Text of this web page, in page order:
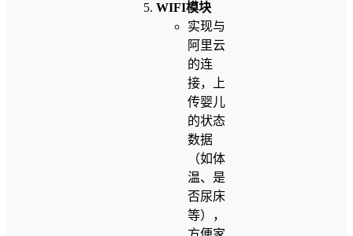
WIFI模块
实现与
阿里云
的连
接，上
传婴儿
的状态
数据
（如体
温、是
否尿床
等），